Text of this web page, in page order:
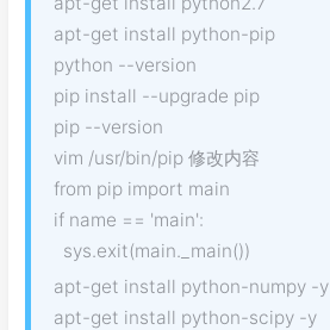
apt-get install python-pip
python --version
pip install --upgrade pip
pip --version
vim /usr/bin/pip 修改内容
from pip import main
if name == 'main':
sys.exit(main._main())
apt-get install python-numpy -y
apt-get install python-scipy -y